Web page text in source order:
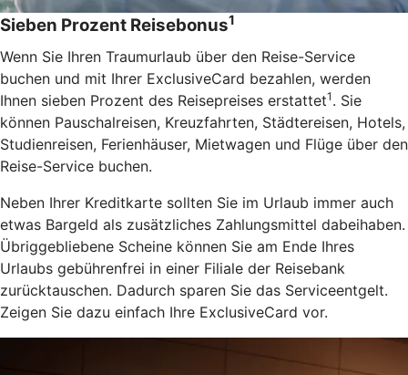
Sieben Prozent Reisebonus1
Wenn Sie Ihren Traumurlaub über den Reise-Service
buchen und mit Ihrer ExclusiveCard bezahlen, werden
Ihnen sieben Prozent des Reisepreises erstattet1 . Sie
können Pauschalreisen, Kreuzfahrten, Städtereisen, Hotels,
Studienreisen, Ferienhäuser, Mietwagen und Flüge über den
Reise-Service buchen.
Neben Ihrer Kreditkarte sollten Sie im Urlaub immer auch
etwas Bargeld als zusätzliches Zahlungsmittel dabeihaben.
Übriggebliebene Scheine können Sie am Ende Ihres
Urlaubs gebührenfrei in einer Filiale der Reisebank
zurücktauschen. Dadurch sparen Sie das Serviceentgelt.
Zeigen Sie dazu einfach Ihre ExclusiveCard vor.